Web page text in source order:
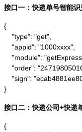
接口一：快递单号智能识
{
    "type": "get",
    "appid": "1000xxxx",
"module":
"order":
"sign":
}
接口二：快递公司+快递
{